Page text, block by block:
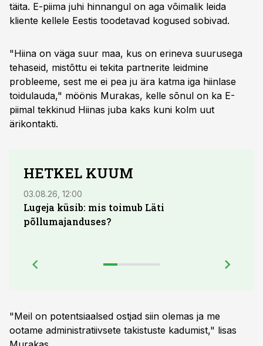
täita. E-piima juhi hinnangul on aga võimalik leida
kliente kellele Eestis toodetavad kogused sobivad.
"Hiina on väga suur maa, kus on erineva suurusega
tehaseid, mistõttu ei tekita partnerite leidmine
probleeme, sest me ei pea ju ära katma iga hiinlase
toidulauda," möönis Murakas, kelle sõnul on ka E-
piimal tekkinud Hiinas juba kaks kuni kolm uut
ärikontakti.
HETKEL KUUM
03.08.26, 12:00
Lugeja küsib: mis toimub Läti
põllumajanduses?
"Meil on potentsiaalsed ostjad siin olemas ja me
ootame administratiivsete takistuste kadumist," lisas